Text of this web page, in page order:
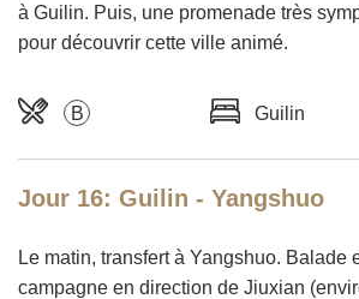
à Guilin. Puis, une promenade très
pour découvrir cette ville animé.
B Guilin
Jour 16: Guilin - Yangshuo
Le matin, transfert à Yangshuo. Balade
campagne en direction de Jiuxian